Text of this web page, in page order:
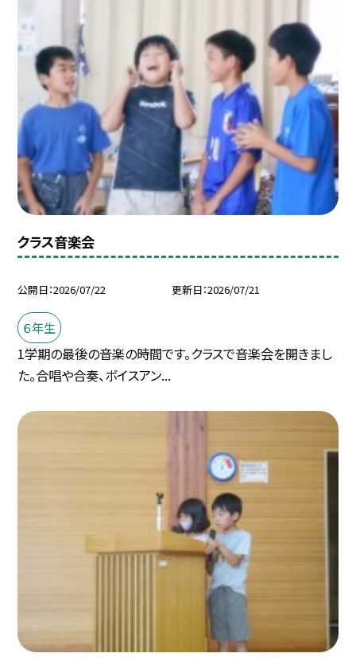
クラス音楽会
公開日 2026/07/22 更新日 2026/07/21
６年生
1学期の最後の音楽の時間です。クラスで音楽会を開きまし
た。合唱や合奏、ボイスアン...